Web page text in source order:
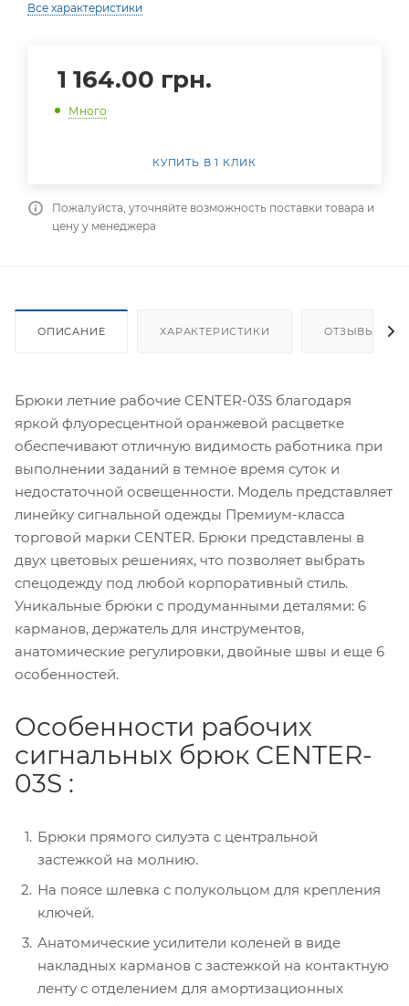
Все характеристики
1 164.00 грн.
Много
КУПИТЬ В 1 КЛИК
Пожалуйста, уточняйте возможность поставки товара и
цену у менеджера
ОПИСАНИЕ ХАРАКТЕРИСТИКИ ОТЗЫВЫ
Брюки летние рабочие CENTER-03S благодаря
яркой флуоресцентной оранжевой расцветке
обеспечивают отличную видимость работника при
выполнении заданий в темное время суток и
недостаточной освещенности. Модель представляет
линейку сигнальной одежды Премиум-класса
торговой марки CENTER. Брюки представлены в
двух цветовых решениях, что позволяет выбрать
спецодежду под любой корпоративный стиль.
Уникальные брюки с продуманными деталями: 6
карманов, держатель для инструментов,
анатомические регулировки, двойные швы и еще 6
особенностей.
Особенности рабочих
сигнальных брюк CENTER-
03S :
Брюки прямого силуэта с центральной
застежкой на молнию.
На поясе шлевка с полукольцом для крепления
ключей.
Анатомические усилители коленей в виде
накладных карманов с застежкой на контактную
ленту с отделением для амортизационных